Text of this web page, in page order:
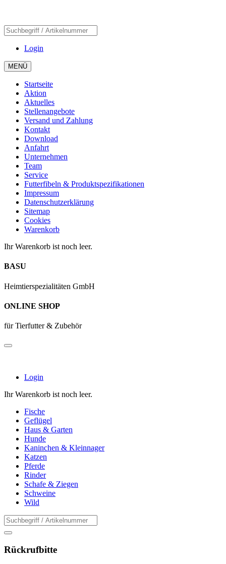
Login
MENÜ
Startseite
Aktion
Aktuelles
Stellenangebote
Versand und Zahlung
Kontakt
Download
Anfahrt
Unternehmen
Team
Service
Futterfibeln & Produktspezifikationen
Impressum
Datenschutzerklärung
Sitemap
Cookies
Warenkorb
Ihr Warenkorb ist noch leer.
BASU
Heimtierspezialitäten GmbH
ONLINE SHOP
für Tierfutter & Zubehör
Login
Ihr Warenkorb ist noch leer.
Fische
Geflügel
Haus & Garten
Hunde
Kaninchen & Kleinnager
Katzen
Pferde
Rinder
Schafe & Ziegen
Schweine
Wild
Rückrufbitte